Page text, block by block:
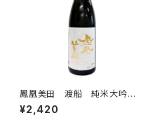
鳳凰美田 渡船 純米大吟
醸 無濾過本生 720ml
¥2,420